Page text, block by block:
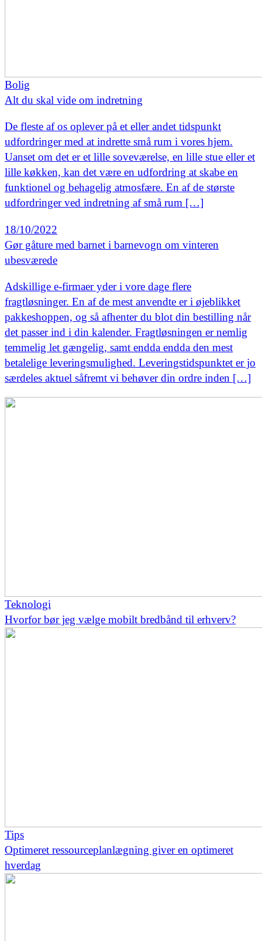
Bolig
Alt du skal vide om indretning
De fleste af os oplever på et eller andet tidspunkt
udfordringer med at indrette små rum i vores hjem.
Uanset om det er et lille soveværelse, en lille stue eller et
lille køkken, kan det være en udfordring at skabe en
funktionel og behagelig atmosfære. En af de største
udfordringer ved indretning af små rum […]
18/10/2022
Gør gåture med barnet i barnevogn om vinteren
ubesværede
Adskillige e-firmaer yder i vore dage flere
fragtløsninger. En af de mest anvendte er i øjeblikket
pakkeshoppen, og så afhenter du blot din bestilling når
det passer ind i din kalender. Fragtløsningen er nemlig
temmelig let gængelig, samt endda endda den mest
betalelige leveringsmulighed. Leveringstidspunktet er jo
særdeles aktuel såfremt vi behøver din ordre inden […]
Teknologi
Hvorfor bør jeg vælge mobilt bredbånd til erhverv?
Tips
Optimeret ressourceplanlægning giver en optimeret
hverdag